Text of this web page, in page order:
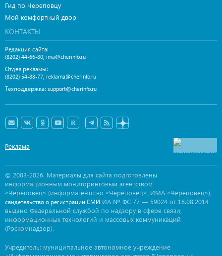
Гид по Череповцу
Мой комфортный двор
КОНТАКТЫ
Редакция сайта:
(8202) 44-66-80, ima@cherinfo.ru
Отдел рекламы:
(8202) 54-88-77, reklama@cherinfo.ru
Техподдержка: support@cherinfo.ru
Реклама
© 2003-2026. Материалы для сайта подготовлены
информационным мониторинговым агентством
«Череповец» (информагентство «Череповец», ИМА «Череповец»),
свидетельство о регистрации СМИ ИА № ФС 77 — 59024 от 18.08.2014
выдано Федеральной службой по надзору в сфере связи,
информационных технологий и массовых коммуникаций
(Роскомнадзор).
Учредитель: муниципальное автономное учреждение